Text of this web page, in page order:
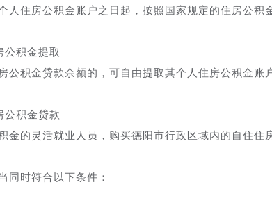
住房公积金账户之日起，按照国家规定的住房公积
积金提取
积金贷款余额的，可自由提取其个人住房公积金账
积金贷款
的灵活就业人员，购买德阳市行政区域内的自住住
同时符合以下条件：